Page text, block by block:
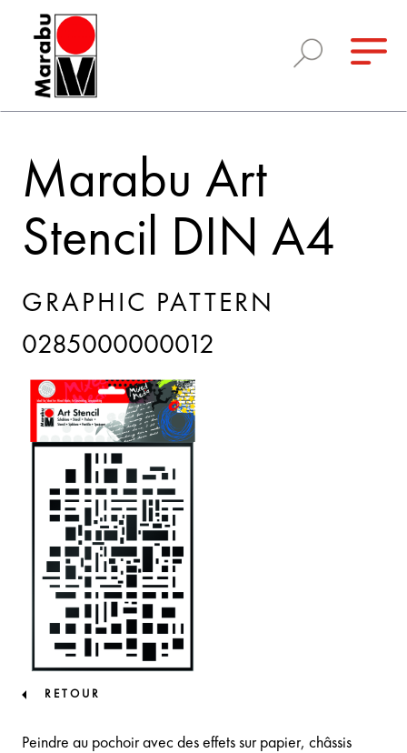
Marabu Art
Stencil DIN A4
GRAPHIC PATTERN
0285000000012
RETOUR
Peindre au pochoir avec des effets sur papier, châssis